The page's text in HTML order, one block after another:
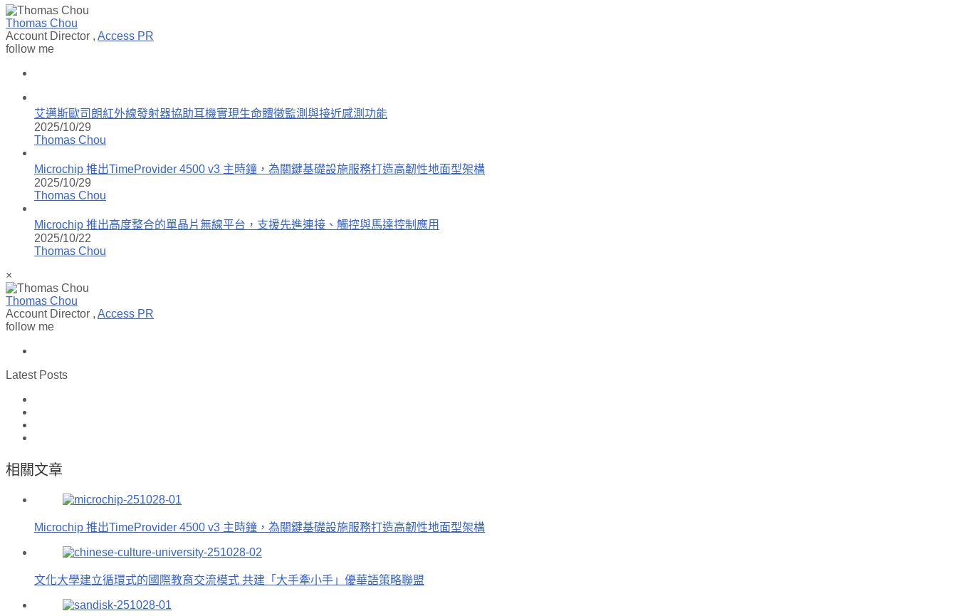
Thomas Chou
Account Director , Access PR
follow me
艾邁斯歐司朗紅外線發射器協助耳機實現生命體徵監測與接近感測功能
2025/10/29
Thomas Chou
Microchip 推出TimeProvider 4500 v3 主時鐘，為關鍵基礎設施服務打造高韌性地面型架構
2025/10/29
Thomas Chou
Microchip 推出高度整合的單晶片無線平台，支援先進連接、觸控與馬達控制應用
2025/10/22
Thomas Chou
×
Thomas Chou
Account Director , Access PR
follow me
Latest Posts
相關文章
Microchip 推出TimeProvider 4500 v3 主時鐘，為關鍵基礎設施服務打造高韌性地面型架構
文化大學建立循環式的國際教育交流模式 共建「大手牽小手」優華語策略聯盟